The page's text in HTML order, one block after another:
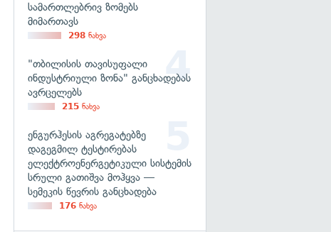
სამართლებრივ ზომებს
მიმართავს
298 ნახვა
"თბილისის თავისუფალი
ინდუსტრიული ზონა" განცხადებას
ავრცელებს
215 ნახვა
ენგურჰესის აგრეგატებზე
დაგეგმილ ტესტირებას
ელექტროენერგეტიკული სისტემის
სრული გათიშვა მოჰყვა —
სემეკის წევრის განცხადება
176 ნახვა